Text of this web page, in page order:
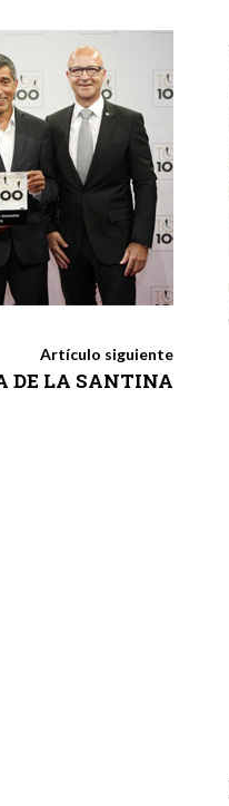
Artículo siguiente
DE LA SANTINA